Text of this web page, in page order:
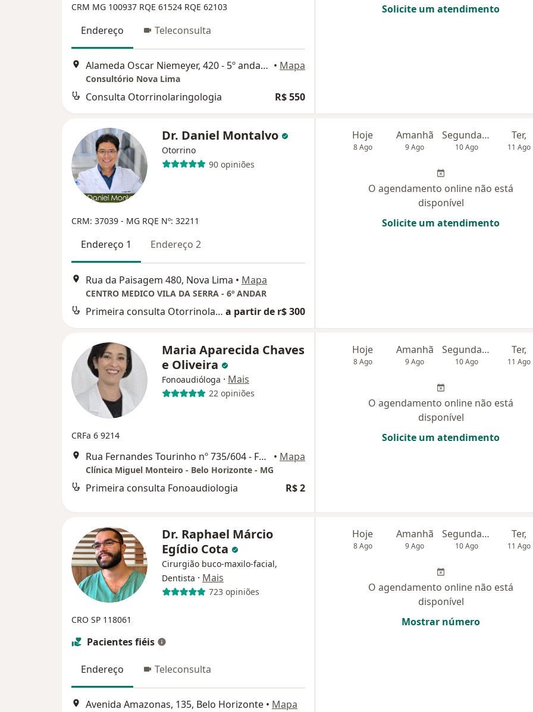
CRM MG 100937 RQE 61524 RQE 62103
Endereço Teleconsulta
Alameda Oscar Niemeyer, 420 - 5º andar Sala 501 - Vale do Sereno, Nova Lima • Mapa
Consultório Nova Lima
Consulta Otorrinolaringologia R$ 550
Solicite um atendimento
Dr. Daniel Montalvo
Otorrino
90 opiniões
CRM: 37039 - MG RQE Nº: 32211
Endereço 1 Endereço 2
Rua da Paisagem 480, Nova Lima • Mapa
CENTRO MEDICO VILA DA SERRA - 6º ANDAR
Primeira consulta Otorrinolaringologia a partir de r$ 300
Hoje
8 Ago
Amanhã
9 Ago
Segunda-feira
10 Ago
Ter,
11 Ago
O agendamento online não está
disponível
Solicite um atendimento
Maria Aparecida Chaves
e Oliveira
Fonoaudióloga · Mais
22 opiniões
CRFa 6 9214
Rua Fernandes Tourinho nº 735/604 - Funcionários, Belo Horizonte • Mapa
Clínica Miguel Monteiro - Belo Horizonte - MG
Primeira consulta Fonoaudiologia R$ 2
Hoje
8 Ago
Amanhã
9 Ago
Segunda-feira
10 Ago
Ter,
11 Ago
O agendamento online não está
disponível
Solicite um atendimento
Dr. Raphael Márcio
Egídio Cota
Cirurgião buco-maxilo-facial,
Dentista · Mais
723 opiniões
CRO SP 118061
Pacientes fiéis
Endereço Teleconsulta
Avenida Amazonas, 135, Belo Horizonte • Mapa
Hoje
8 Ago
Amanhã
9 Ago
Segunda-feira
10 Ago
Ter,
11 Ago
O agendamento online não está
disponível
Mostrar número